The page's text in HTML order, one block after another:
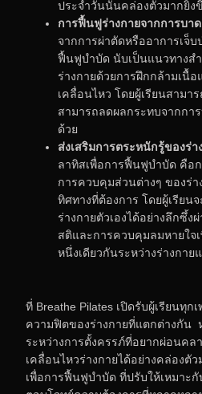
ประจำวันนั้นคล่องตัวมากยิ่ง
การฟื้นฟูร่างกายจากการบาด
จากการผ่าตัดหรืออาการเจ็บ
ฟื้นฟูบำบัด นับเป็นแนวทาง
ร่างกายด้วยการฝึกกล้ามเนื้
เคลื่อนไหว โดยผู้เรียนสามา
สามารถลดผลกระทบจากกา
ด้วย
ส่งเสริมการตระหนักรู้ของร่า
ลาทิสเพื่อการฟื้นฟูบำบัด คือ
การควบคุมส่วนต่างๆ ของร่า
ทิศทางที่ต้องการ โดยผู้เรียน
ร่างกายตัวเองได้อย่างลึกซึ้ง
สติและการควบคุมลมหายใจ
หนึ่งเดียวกันระหว่างร่างกาย
ที่ Breathe Pilates เปิดรับผู้เรียนทุ
ความฟิตของร่างกายที่แตกต่างกัน
ระหว่างการตั้งครรภ์ที่อยากผ่อนคล
เคลื่อนไหวร่างกายได้อย่างคล่องตั
เพื่อการฟื้นฟูบำบัด ที่ปรับให้เหมาะ